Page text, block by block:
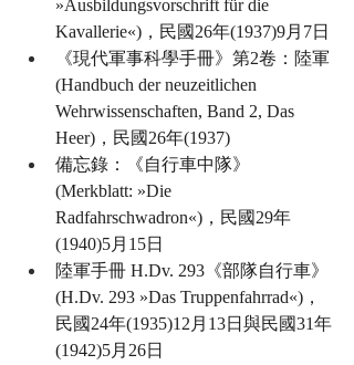
»Ausbildungsvorschrift für die
Kavallerie«)，民國26年(1937)9月7日
《現代軍事科學手冊》第2卷：陸軍
(Handbuch der neuzeitlichen
Wehrwissenschaften, Band 2, Das
Heer)，民國26年(1937)
備忘錄：《自行車中隊》
(Merkblatt: »Die
Radfahrschwadron«)，民國29年
(1940)5月15日
陸軍手冊 H.Dv. 293《部隊自行車》
(H.Dv. 293 »Das Truppenfahrrad«)，
民國24年(1935)12月13日與民國31年
(1942)5月26日